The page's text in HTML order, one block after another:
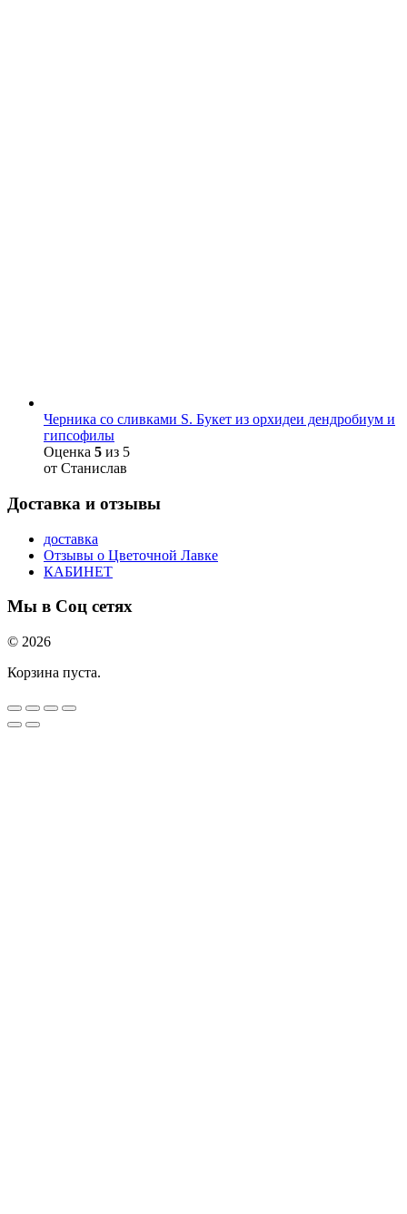
Черника со сливками S. Букет из орхидеи дендробиум и
гипсофилы
Оценка 5 из 5
от Станислав
Доставка и отзывы
доставка
Отзывы о Цветочной Лавке
КАБИНЕТ
Мы в Соц сетях
© 2026
Корзина пуста.